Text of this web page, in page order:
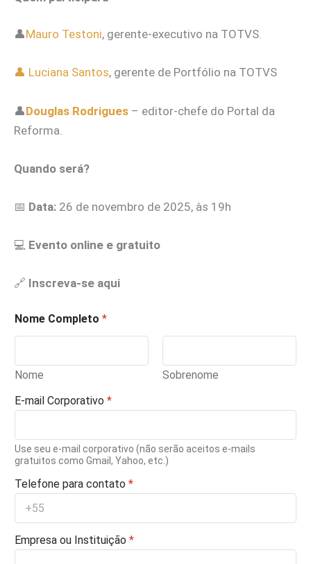
👤Mauro Testoni, gerente-executivo na TOTVS.
👤 Luciana Santos, gerente de Portfólio na TOTVS
👤Douglas Rodrigues – editor-chefe do Portal da
Reforma.
Quando será?
📅 Data: 26 de novembro de 2025, às 19h
💻 Evento online e gratuito
🔗 Inscreva-se aqui
Nome Completo *
Nome
Sobrenome
E-mail Corporativo *
Use seu e-mail corporativo (não serão aceitos e-mails
gratuitos como Gmail, Yahoo, etc.)
Telefone para contato *
*
T
Empresa ou Instituição *